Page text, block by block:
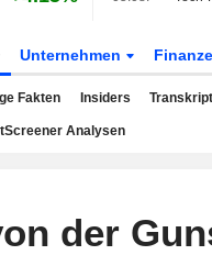
Unternehmen
Fakten Insiders
Analysen
der